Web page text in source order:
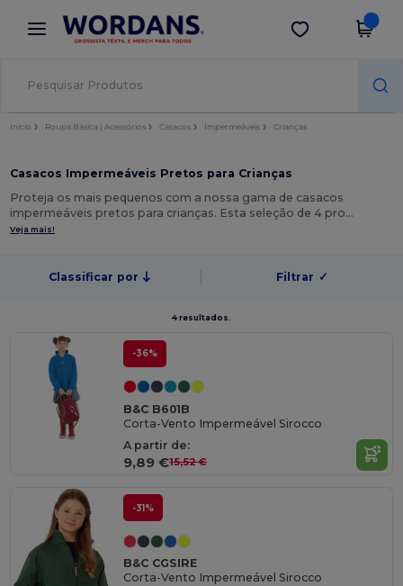
× App Wordans
Melhores preços na app!
Obter app
Início Roupa Básica | Acessórios Casacos Impermeáveis Crianças
Casacos Impermeáveis Pretos para Crianças
Proteja os mais pequenos com a nossa gama de casacos
impermeáveis pretos para crianças. Esta seleção de 4 pro…
Veja mais!
Classificar por Filtrar ✓
4 resultados.
-36%
B&C B601B
Corta-Vento Impermeável Sirocco
A partir de:
9,89 €15,52 €
-31%
B&C CGSIRE
Corta-Vento Impermeável Sirocco